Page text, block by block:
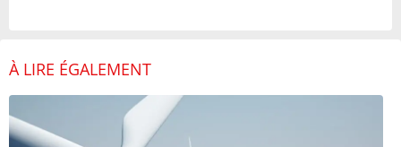
À LIRE ÉGALEMENT